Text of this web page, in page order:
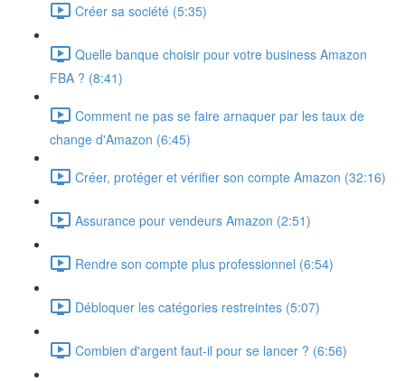
Créer sa société (5:35)
Quelle banque choisir pour votre business Amazon
FBA ? (8:41)
Comment ne pas se faire arnaquer par les taux de
change d'Amazon (6:45)
Créer, protéger et vérifier son compte Amazon (32:16)
Assurance pour vendeurs Amazon (2:51)
Rendre son compte plus professionnel (6:54)
Débloquer les catégories restreintes (5:07)
Combien d'argent faut-il pour se lancer ? (6:56)